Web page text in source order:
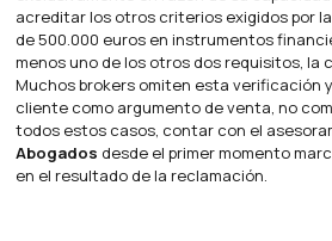
acreditar los otros criterios exigidos por
de 500.000 euros en instrumentos
menos uno de los otros dos requisitos, la
Muchos brokers omiten esta verificación
cliente como argumento de venta, no
todos estos casos, contar con el
Abogados desde el primer momento
en el resultado de la reclamación.